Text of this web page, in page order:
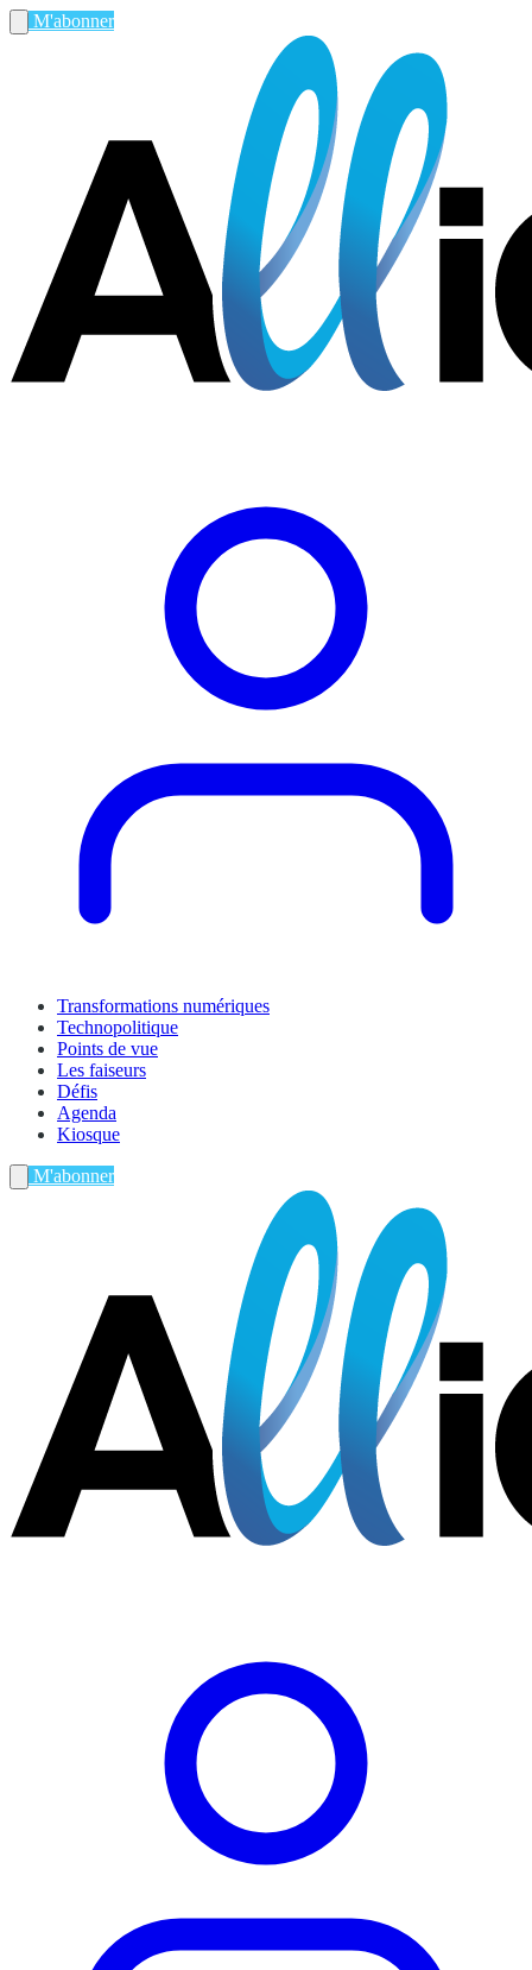
M'abonner
Transformations numériques
Technopolitique
Points de vue
Les faiseurs
Défis
Agenda
Kiosque
M'abonner